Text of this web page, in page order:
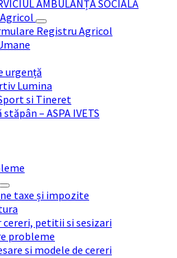
AMBULANȚA SOCIALĂ
Registru Agricol
urgență
Lumina
si Tineret
– ASPA IVETS
taxe și impozite
cereri, petitii si sesizari
probleme
si modele de cereri